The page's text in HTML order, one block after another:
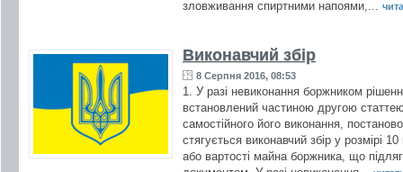
зловживання спиртними напоями,...
Виконавчий збір
8 Серпня 2016, 08:53
1. У разі невиконання боржником
встановлений частиною другою
самостійного його виконання,
стягується виконавчий збір у розмірі
або вартості майна боржника, що